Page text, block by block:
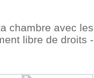
chambre avec
libre de droits -